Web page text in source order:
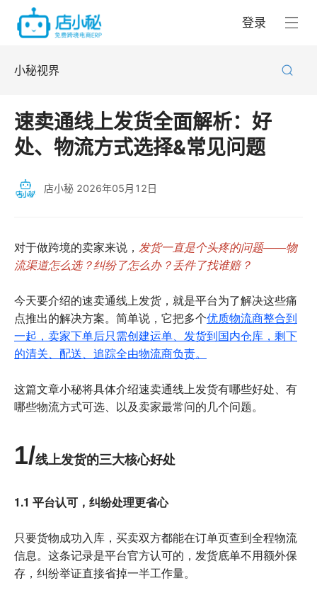
登录
小秘视界
速卖通线上发货全面解析：好
处、物流方式选择&常见问题
店小秘 2026年05月12日
对于做跨境的卖家来说， 发货一直是个头疼的问题——物
流渠道怎么选？纠纷了怎么办？丢件了找谁赔？
今天要介绍的速卖通线上发货，就是平台为了解决这些痛
点推出的解决方案。简单说，它把多个优质物流商整合到
一起，卖家下单后只需创建运单、发货到国内仓库，剩下
的清关、配送、追踪全由物流商负责。
这篇文章小秘将具体介绍速卖通线上发货有哪些好处、有
哪些物流方式可选、以及卖家最常问的几个问题。
1/线上发货的三大核心好处
1.1 平台认可，纠纷处理更省心
只要货物成功入库，买卖双方都能在订单页查到全程物流
信息。这条记录是平台官方认可的，发货底单不用额外保
存，纠纷举证直接省掉一半工作量。